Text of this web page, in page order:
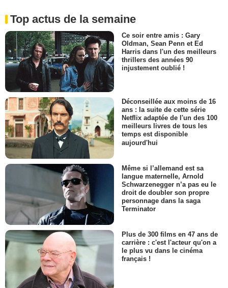
Top actus de la semaine
Ce soir entre amis : Gary
Oldman, Sean Penn et Ed
Harris dans l'un des meilleurs
thrillers des années 90
injustement oublié !
Déconseillée aux moins de 16
ans : la suite de cette série
Netflix adaptée de l'un des 100
meilleurs livres de tous les
temps est disponible
aujourd'hui
Même si l’allemand est sa
langue maternelle, Arnold
Schwarzenegger n’a pas eu le
droit de doubler son propre
personnage dans la saga
Terminator
Plus de 300 films en 47 ans de
carrière : c'est l'acteur qu'on a
le plus vu dans le cinéma
français !